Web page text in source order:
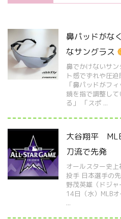
鼻パッドがな
なサングラス
鼻でかけないサ
ト感でずれや圧
「鼻パッドがフ
鏡を指で調整し
る」 「スポ ...
大谷翔平
刀流で先発
オールスター史
投手 日本選手の
野茂英雄（ドジ
14日（水）MLB
...